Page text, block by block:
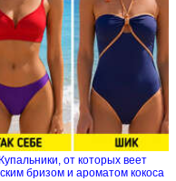
Купальники, от которых веет
бризом и ароматом кокоса